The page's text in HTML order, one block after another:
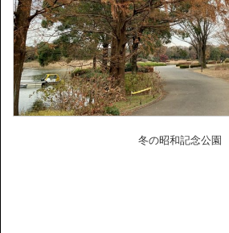
冬の昭和記念公園